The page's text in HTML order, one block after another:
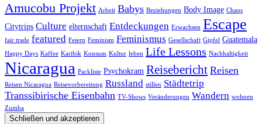
Amucobu Projekt Arbeit Babys Beziehungen Body Image Chaos
Citytrips Culture elternschaft Entdeckungen Erwachsen Escape
fair trade featured Feiern Feminism Feminismus Gesellschaft Gipfel Guatemala
Happy Days Kaffee Karibik Konsum Kultur leben Life Lessons Nachhaltigkeit
Nicaragua Packliste Psychokram Reisebericht Reisen
Reisen Nicaragua Reisevorbereitung Russland stillen Städtetrip
Transsibirische Eisenbahn TV-Shows Veränderungen Wandern wohnen
Zumba